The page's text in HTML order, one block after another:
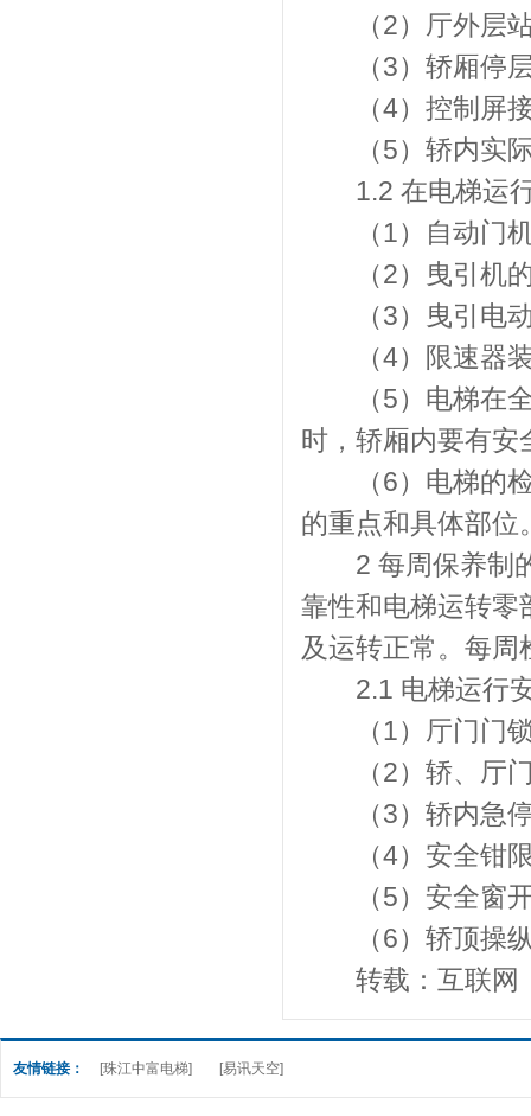
（2）厅外层站
（3）轿厢停层
（4）控制屏接
（5）轿内实际
1.2 在电梯运行
（1）自动门机
（2）曳引机的
（3）曳引电动
（4）限速器装
（5）电梯在全
时，轿厢内要有安
（6）电梯的检
的重点和具体部位
2 每周保养制的
靠性和电梯运转零
及运转正常。每
2.1 电梯运行安
（1）厅门门锁
（2）轿、厅门
（3）轿内急停
（4）安全钳限
（5）安全窗开
（6）轿顶操纵
转载：互联网
友情链接： [珠江中富电梯] [易讯天空]